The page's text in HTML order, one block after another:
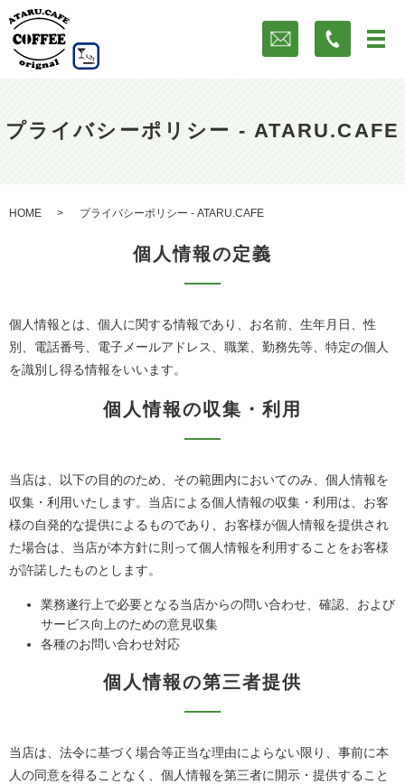
プライバシーポリシー - ATARU.CAFE
HOME プライバシーポリシー - ATARU.CAFE
個人情報の定義
個人情報とは、個人に関する情報であり、お名前、生年月日、性
別、電話番号、電子メールアドレス、職業、勤務先等、特定の個人
を識別し得る情報をいいます。
個人情報の収集・利用
当店は、以下の目的のため、その範囲内においてのみ、個人情報を
収集・利用いたします。当店による個人情報の収集・利用は、お客
様の自発的な提供によるものであり、お客様が個人情報を提供され
た場合は、当店が本方針に則って個人情報を利用することをお客様
が許諾したものとします。
業務遂行上で必要となる当店からの問い合わせ、確認、および
サービス向上のための意見収集
各種のお問い合わせ対応
個人情報の第三者提供
当店は、法令に基づく場合等正当な理由によらない限り、事前に本
人の同意を得ることなく、個人情報を第三者に開示・提供すること